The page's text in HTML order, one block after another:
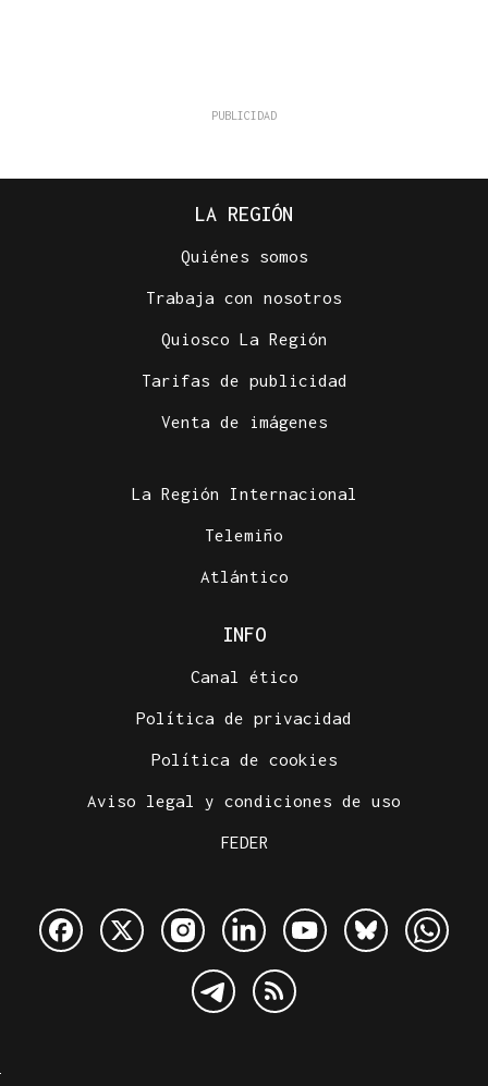
LA REGIÓN
Quiénes somos
Trabaja con nosotros
Quiosco La Región
Tarifas de publicidad
Venta de imágenes
La Región Internacional
Telemiño
Atlántico
INFO
Canal ético
Política de privacidad
Política de cookies
Aviso legal y condiciones de uso
FEDER